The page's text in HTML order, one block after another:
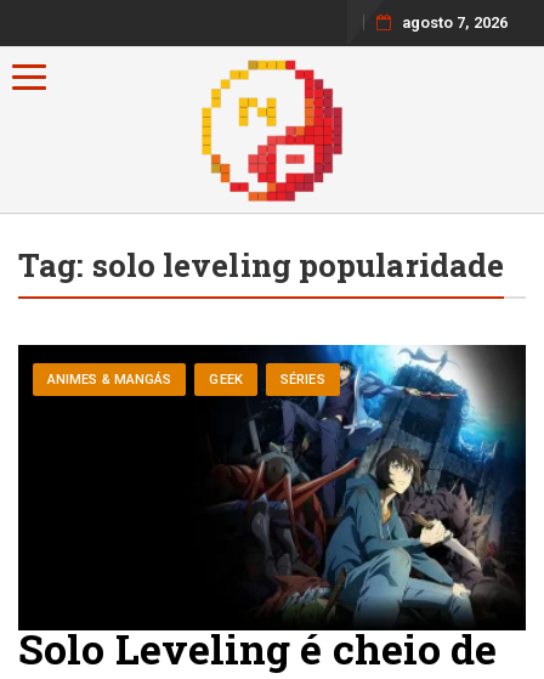
agosto 7, 2026
Toggle navigation
Tag: solo leveling popularidade
ANIMES & MANGÁS GEEK SÉRIES
Solo Leveling é cheio de